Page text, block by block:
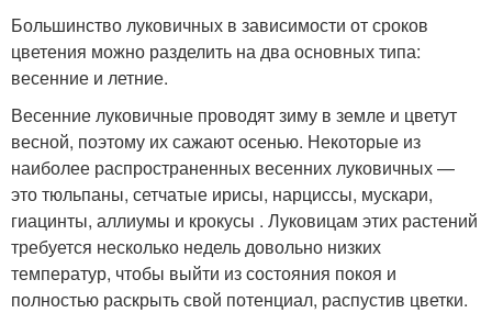
Большинство луковичных в зависимости от сроков
цветения можно разделить на два основных типа:
весенние и летние.
Весенние луковичные проводят зиму в земле и цветут
весной, поэтому их сажают осенью. Некоторые из
наиболее распространенных весенних луковичных —
это тюльпаны, сетчатые ирисы, нарциссы, мускари,
гиацинты, аллиумы и крокусы . Луковицам этих растений
требуется несколько недель довольно низких
температур, чтобы выйти из состояния покоя и
полностью раскрыть свой потенциал, распустив цветки.